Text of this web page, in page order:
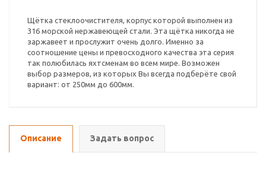
Щётка стеклоочистителя, корпус которой выполнен из
316 морской нержавеющей стали. Эта щётка никогда не
заржавеет и прослужит очень долго. Именно за
соотношение цены и превосходного качества эта серия
так полюбилась яхтсменам во всем мире. Возможен
выбор размеров, из которых Вы всегда подберёте свой
вариант: от 250мм до 600мм.
Описание Задать вопрос